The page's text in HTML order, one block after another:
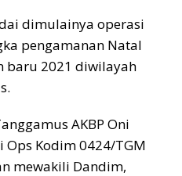
dimulainya operasi
pengamanan Natal
baru 2021 diwilayah
AKBP Oni
Ops Kodim 0424/TGM
mewakili Dandim,